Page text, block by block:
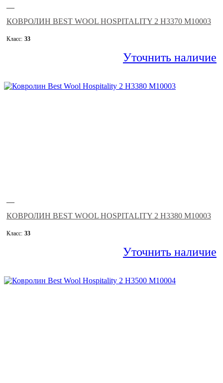
—
КОВРОЛИН BEST WOOL HOSPITALITY 2 H3370 M10003
Класс: 33
Уточнить наличие
—
КОВРОЛИН BEST WOOL HOSPITALITY 2 H3380 M10003
Класс: 33
Уточнить наличие